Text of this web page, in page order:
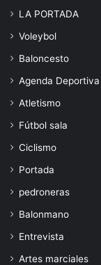
LA PORTADA
Voleybol
Baloncesto
Agenda Deportiva
Atletismo
Fútbol sala
Ciclismo
Portada
pedroneras
Balonmano
Entrevista
Artes marciales